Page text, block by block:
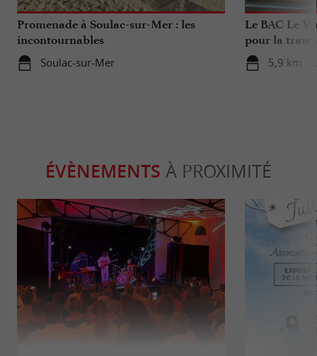
Promenade à Soulac-sur-Mer : les
incontournables
Soulac-sur-Mer
Le BAC Le
pour la
Gironde
5,9 km -
ÉVÈNEMENTS À PROXIMITÉ